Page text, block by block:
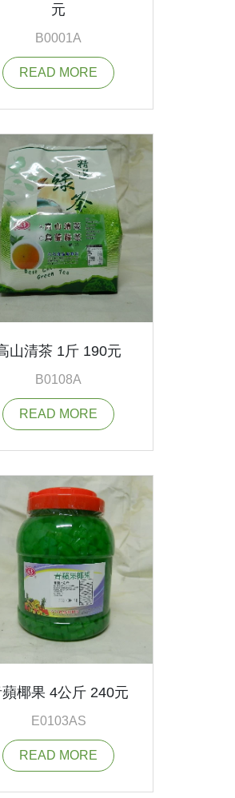
元
B0001A
READ MORE
山清茶 1斤 190元
B0108A
READ MORE
椰果 4公斤 240元
E0103AS
READ MORE